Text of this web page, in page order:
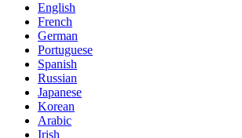
English
French
German
Portuguese
Spanish
Russian
Japanese
Korean
Arabic
Irish